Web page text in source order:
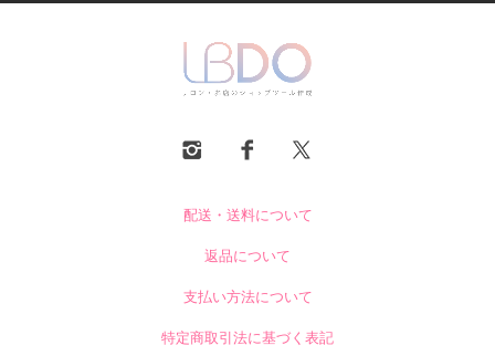
配送・送料について
返品について
支払い方法について
特定商取引法に基づく表記